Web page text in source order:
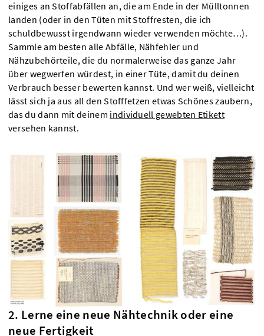
einiges an Stoffabfällen an, die am Ende in der Mülltonnen
landen (oder in den Tüten mit Stoffresten, die ich
schuldbewusst irgendwann wieder verwenden möchte…).
Sammle am besten alle Abfälle, Nähfehler und
Nähzubehörteile, die du normalerweise das ganze Jahr
über wegwerfen würdest, in einer Tüte, damit du deinen
Verbrauch besser bewerten kannst. Und wer weiß, vielleicht
lässt sich ja aus all den Stofffetzen etwas Schönes zaubern,
das du dann mit deinem individuell gewebten Etikett
versehen kannst.
2. Lerne eine neue Nähtechnik oder eine
neue Fertigkeit